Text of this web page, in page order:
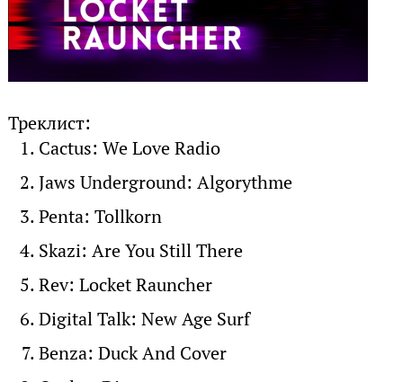
Треклист:
Cactus: We Love Radio
Jaws Underground: Algorythme
Penta: Tollkorn
Skazi: Are You Still There
Rev: Locket Rauncher
Digital Talk: New Age Surf
Benza: Duck And Cover